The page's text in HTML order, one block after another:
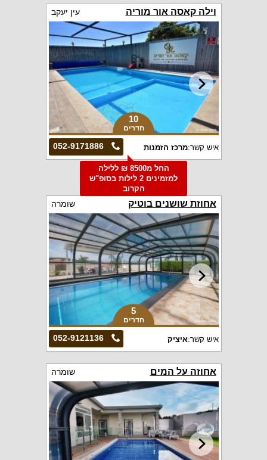
וילה קאסה אור מוריה עין יעקב
10
חדרים
052-9171886 איש קשר:מרכז הזמנות
החל מ8500 ₪ ללילה
למזמינים 2 לילות בסופ"ש
הקרוב
אחוזת שושנים בוטיק שומרה
5
חדרים
052-9121136 איש קשר:איציק
אחוזה על המים שומרה